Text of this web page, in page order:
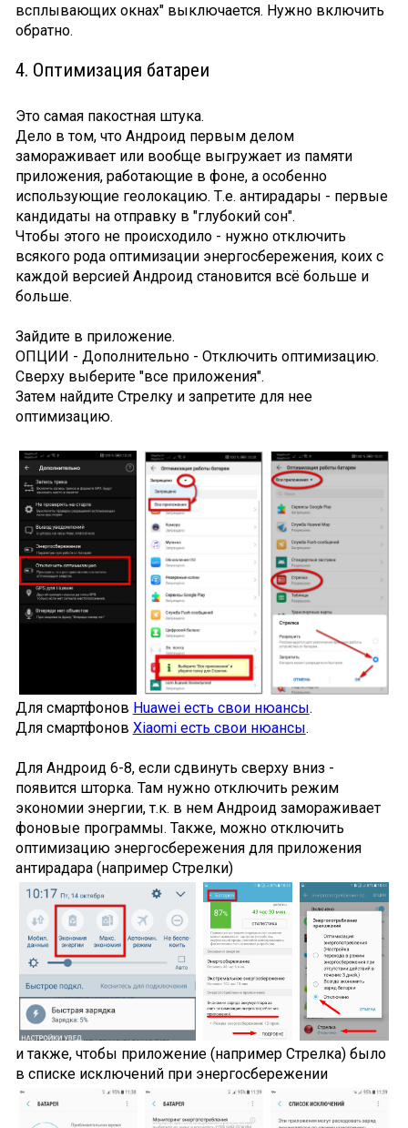
всплывающих окнах" выключается. Нужно включить
обратно.
4. Оптимизация батареи
Это самая пакостная штука.
Дело в том, что Андроид первым делом
замораживает или вообще выгружает из памяти
приложения, работающие в фоне, а особенно
использующие геолокацию. Т.е. антирадары - первые
кандидаты на отправку в "глубокий сон".
Чтобы этого не происходило - нужно отключить
всякого рода оптимизации энергосбережения, коих с
каждой версией Андроид становится всё больше и
больше.
Зайдите в приложение.
ОПЦИИ - Дополнительно - Отключить оптимизацию.
Сверху выберите "все приложения".
Затем найдите Стрелку и запретите для нее
оптимизацию.
Для смартфонов Huawei есть свои нюансы.
Для смартфонов Xiaomi есть свои нюансы.
Для Андроид 6-8, если сдвинуть сверху вниз -
появится шторка. Там нужно отключить режим
экономии энергии, т.к. в нем Андроид замораживает
фоновые программы. Также, можно отключить
оптимизацию энергосбережения для приложения
антирадара (например Стрелки)
и также, чтобы приложение (например Стрелка) было
в списке исключений при энергосбережении